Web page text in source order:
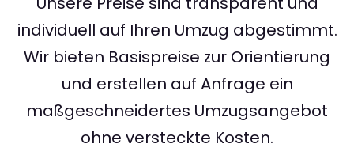
individuell auf Ihren Umzug abgestimmt.
Wir bieten Basispreise zur Orientierung
und erstellen auf Anfrage ein
maßgeschneidertes Umzugsangebot
ohne versteckte Kosten.